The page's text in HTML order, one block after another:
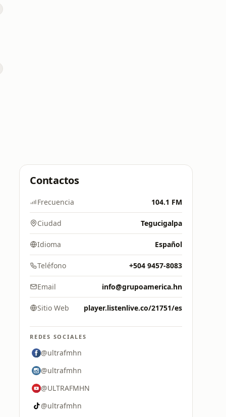
Contactos
Frecuencia 104.1 FM
Ciudad Tegucigalpa
Idioma Español
Teléfono +504 9457-8083
Email info@grupoamerica.hn
Sitio Web player.listenlive.co/21751/es
REDES SOCIALES
@ultrafmhn
@ultrafmhn
@ULTRAFMHN
@ultrafmhn